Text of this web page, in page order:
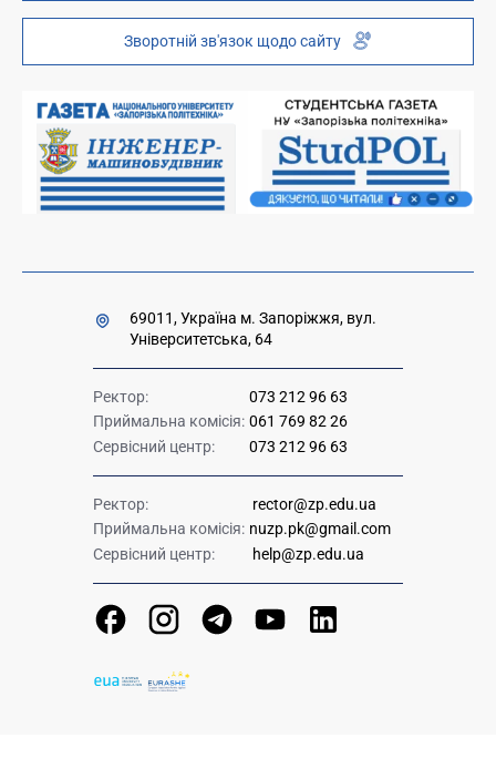
Інституційний репозиторій
Молодіжний хаб «FREETIME»
Платні послуги
Накази та розпорядження для оприлюднення
Міністерство освіти і науки України
Урядова "гаряча лінія" 1545
Зворотній зв'язок щодо сайту
69011, Україна м. Запоріжжя, вул.
Університетська, 64
Ректор:
073 212 96 63
Приймальна комісія: 061 769 82 26
Сервісний центр:
073 212 96 63
Ректор:
rector@zp.edu.ua
Приймальна комісія: nuzp.pk@gmail.com
Сервісний центр:
help@zp.edu.ua